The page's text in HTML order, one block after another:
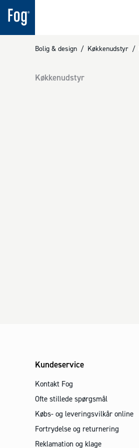
Bolig & design / Køkkenudstyr /
Køkkenudstyr
Kundeservice
Kontakt Fog
Ofte stillede spørgsmål
Købs- og leveringsvilkår online
Fortrydelse og returnering
Reklamation og klage